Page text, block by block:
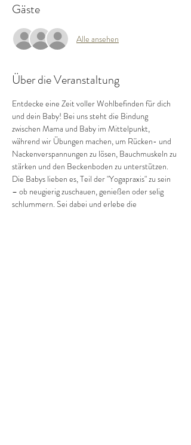
Gäste
Alle ansehen
Über die Veranstaltung
Entdecke eine Zeit voller Wohlbefinden für dich
und dein Baby! Bei uns steht die Bindung
zwischen Mama und Baby im Mittelpunkt,
während wir Übungen machen, um Rücken- und
Nackenverspannungen zu lösen, Bauchmuskeln zu
stärken und den Beckenboden zu unterstützen.
Die Babys lieben es, Teil der "Yogapraxis" zu sein
– ob neugierig zuschauen, genießen oder selig
schlummern. Sei dabei und erlebe die